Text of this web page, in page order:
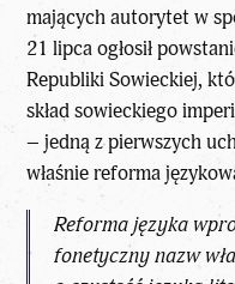
mających autorytet w
21 lipca ogłosił
Republiki Sowieckiej,
skład sowieckiego
– jedną z pierwszych
właśnie reforma
Reforma języka
fonetyczny nazw